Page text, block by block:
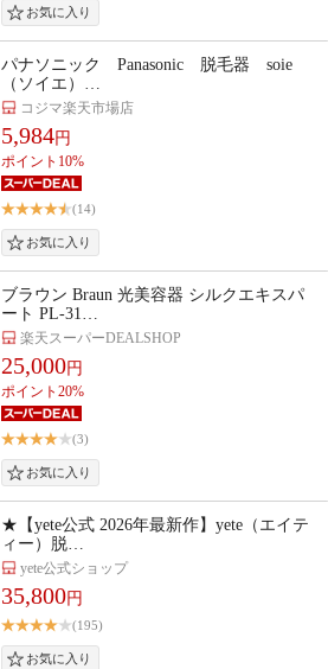
パナソニック Panasonic 脱毛器 soie
（ソイエ）…
コジマ楽天市場店
5,984円
ポイント10%
(14)
ブラウン Braun 光美容器 シルクエキスパ
ート PL-31…
楽天スーパーDEALSHOP
25,000円
ポイント20%
(3)
★【yete公式 2026年最新作】yete（エイテ
ィー）脱…
yete公式ショップ
35,800円
(195)